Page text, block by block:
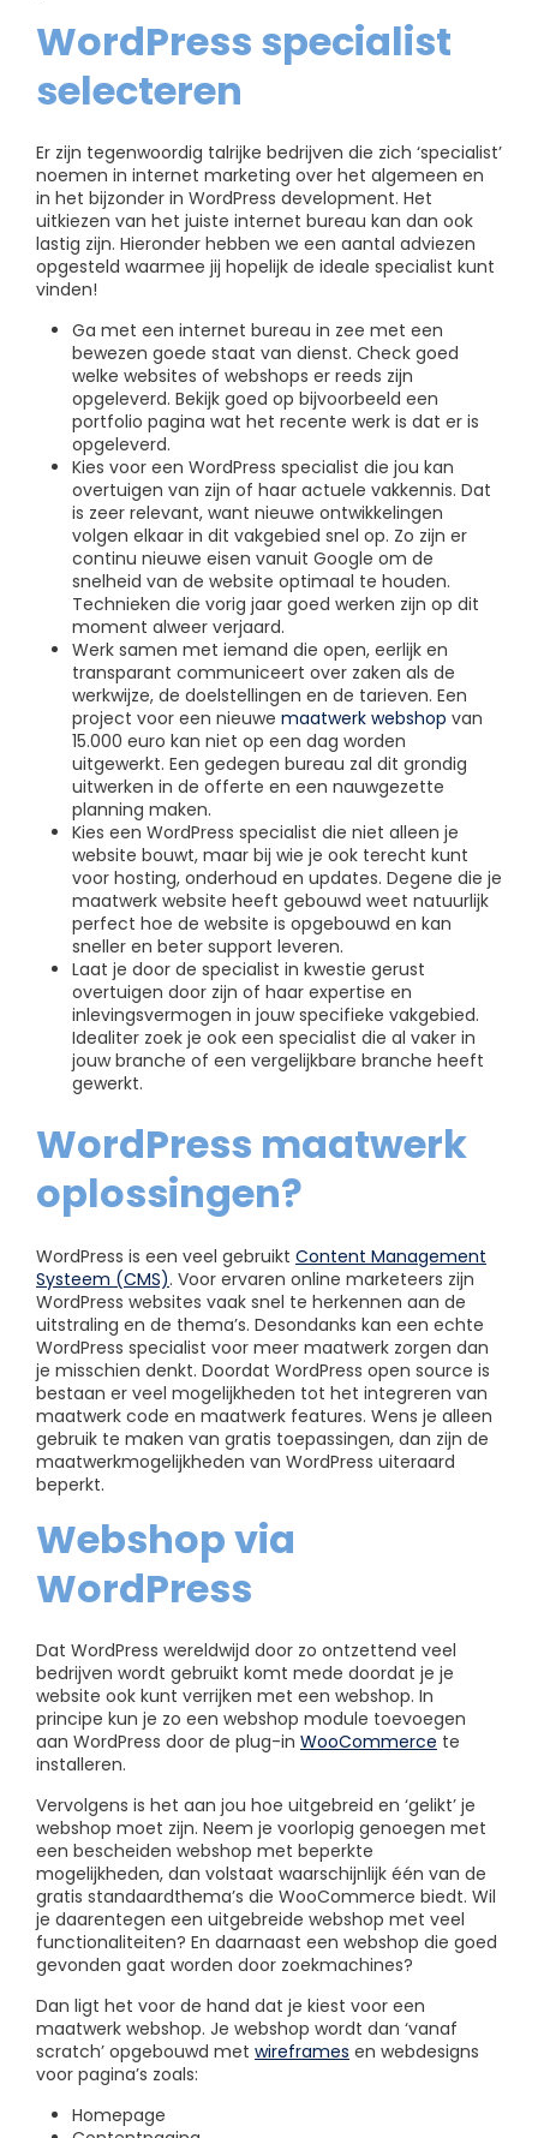
WordPress specialist
selecteren
Er zijn tegenwoordig talrijke bedrijven die zich ‘specialist’
noemen in internet marketing over het algemeen en
in het bijzonder in WordPress development. Het
uitkiezen van het juiste internet bureau kan dan ook
lastig zijn. Hieronder hebben we een aantal adviezen
opgesteld waarmee jij hopelijk de ideale specialist kunt
vinden!
Ga met een internet bureau in zee met een
bewezen goede staat van dienst. Check goed
welke websites of webshops er reeds zijn
opgeleverd. Bekijk goed op bijvoorbeeld een
portfolio pagina wat het recente werk is dat er is
opgeleverd.
Kies voor een WordPress specialist die jou kan
overtuigen van zijn of haar actuele vakkennis. Dat
is zeer relevant, want nieuwe ontwikkelingen
volgen elkaar in dit vakgebied snel op. Zo zijn er
continu nieuwe eisen vanuit Google om de
snelheid van de website optimaal te houden.
Technieken die vorig jaar goed werken zijn op dit
moment alweer verjaard.
Werk samen met iemand die open, eerlijk en
transparant communiceert over zaken als de
werkwijze, de doelstellingen en de tarieven. Een
project voor een nieuwe maatwerk webshop van
15.000 euro kan niet op een dag worden
uitgewerkt. Een gedegen bureau zal dit grondig
uitwerken in de offerte en een nauwgezette
planning maken.
Kies een WordPress specialist die niet alleen je
website bouwt, maar bij wie je ook terecht kunt
voor hosting, onderhoud en updates. Degene die je
maatwerk website heeft gebouwd weet natuurlijk
perfect hoe de website is opgebouwd en kan
sneller en beter support leveren.
Laat je door de specialist in kwestie gerust
overtuigen door zijn of haar expertise en
inlevingsvermogen in jouw specifieke vakgebied.
Idealiter zoek je ook een specialist die al vaker in
jouw branche of een vergelijkbare branche heeft
gewerkt.
WordPress maatwerk
oplossingen?
WordPress is een veel gebruikt Content Management
Systeem (CMS). Voor ervaren online marketeers zijn
WordPress websites vaak snel te herkennen aan de
uitstraling en de thema’s. Desondanks kan een echte
WordPress specialist voor meer maatwerk zorgen dan
je misschien denkt. Doordat WordPress open source is
bestaan er veel mogelijkheden tot het integreren van
maatwerk code en maatwerk features. Wens je alleen
gebruik te maken van gratis toepassingen, dan zijn de
maatwerkmogelijkheden van WordPress uiteraard
beperkt.
Webshop via
WordPress
Dat WordPress wereldwijd door zo ontzettend veel
bedrijven wordt gebruikt komt mede doordat je je
website ook kunt verrijken met een webshop. In
principe kun je zo een webshop module toevoegen
aan WordPress door de plug-in WooCommerce te
installeren.
Vervolgens is het aan jou hoe uitgebreid en ‘gelikt’ je
webshop moet zijn. Neem je voorlopig genoegen met
een bescheiden webshop met beperkte
mogelijkheden, dan volstaat waarschijnlijk één van de
gratis standaardthema’s die WooCommerce biedt. Wil
je daarentegen een uitgebreide webshop met veel
functionaliteiten? En daarnaast een webshop die goed
gevonden gaat worden door zoekmachines?
Dan ligt het voor de hand dat je kiest voor een
maatwerk webshop. Je webshop wordt dan ‘vanaf
scratch’ opgebouwd met wireframes en webdesigns
voor pagina’s zoals:
Homepage